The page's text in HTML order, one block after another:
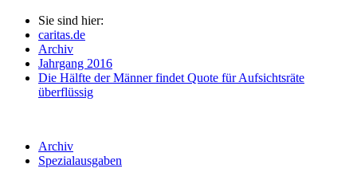
Sie sind hier:
caritas.de
Archiv
Jahrgang 2016
Die Hälfte der Männer findet Quote für Aufsichtsräte
überflüssig
Archiv
Spezialausgaben